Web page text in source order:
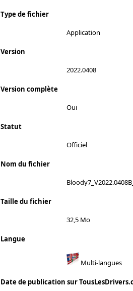
Type de fichier
Application
Version
2022.0408
Version complète
Oui
Statut
Officiel
Nom du fichier
Taille du fichier
32,5 Mo
Langue
Multi-langues
Date de publication sur